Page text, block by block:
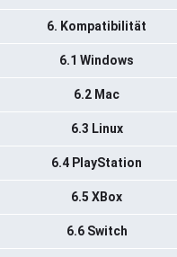
6. Kompatibilität
6.1 Windows
6.2 Mac
6.3 Linux
6.4 PlayStation
6.5 XBox
6.6 Switch